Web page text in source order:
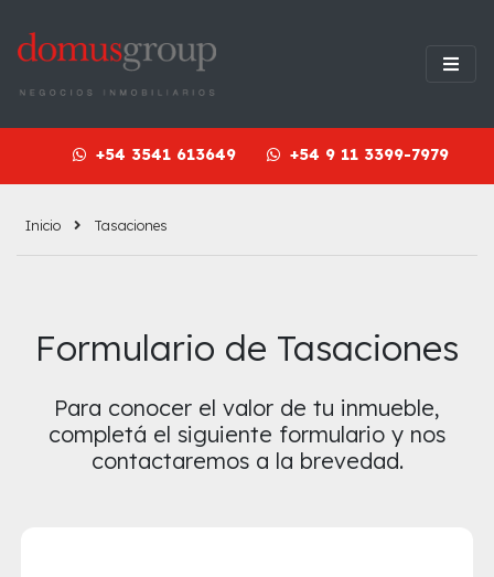
+54 3541 613649 +54 9 11 3399-7979
Inicio Tasaciones
Formulario de Tasaciones
Para conocer el valor de tu inmueble,
completá el siguiente formulario y nos
contactaremos a la brevedad.